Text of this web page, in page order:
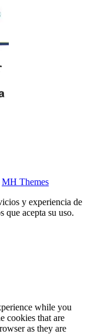
MH Themes
y experiencia de
que acepta su uso.
while you
cookies that are
as they are